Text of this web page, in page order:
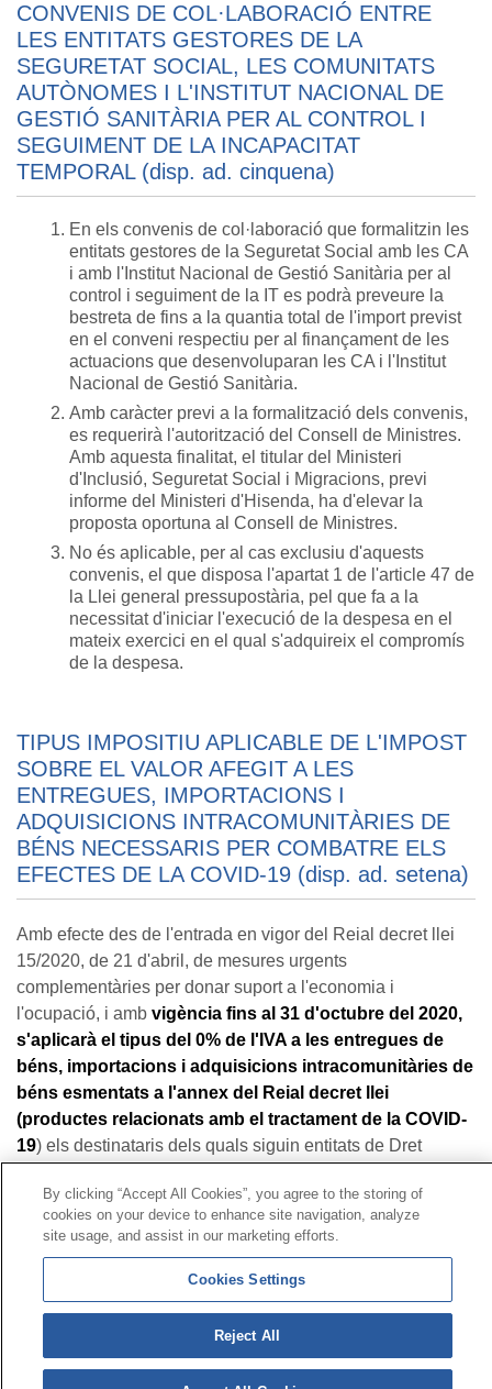
CONVENIS DE COL·LABORACIÓ ENTRE
LES ENTITATS GESTORES DE LA
SEGURETAT SOCIAL, LES COMUNITATS
AUTÒNOMES I L'INSTITUT NACIONAL DE
GESTIÓ SANITÀRIA PER AL CONTROL I
SEGUIMENT DE LA INCAPACITAT
TEMPORAL (disp. ad. cinquena)
En els convenis de col·laboració que formalitzin les
entitats gestores de la Seguretat Social amb les CA
i amb l'Institut Nacional de Gestió Sanitària per al
control i seguiment de la IT es podrà preveure la
bestreta de fins a la quantia total de l'import previst
en el conveni respectiu per al finançament de les
actuacions que desenvoluparan les CA i l'Institut
Nacional de Gestió Sanitària.
Amb caràcter previ a la formalització dels convenis,
es requerirà l'autorització del Consell de Ministres.
Amb aquesta finalitat, el titular del Ministeri
d'Inclusió, Seguretat Social i Migracions, previ
informe del Ministeri d'Hisenda, ha d'elevar la
proposta oportuna al Consell de Ministres.
No és aplicable, per al cas exclusiu d'aquests
convenis, el que disposa l'apartat 1 de l'article 47 de
la Llei general pressupostària, pel que fa a la
necessitat d'iniciar l'execució de la despesa en el
mateix exercici en el qual s'adquireix el compromís
de la despesa.
TIPUS IMPOSITIU APLICABLE DE L'IMPOST
SOBRE EL VALOR AFEGIT A LES
ENTREGUES, IMPORTACIONS I
ADQUISICIONS INTRACOMUNITÀRIES DE
BÉNS NECESSARIS PER COMBATRE ELS
EFECTES DE LA COVID-19 (disp. ad. setena)
Amb efecte des de l'entrada en vigor del Reial decret llei
15/2020, de 21 d'abril, de mesures urgents
complementàries per donar suport a l'economia i
l'ocupació, i amb vigència fins al 31 d'octubre del 2020,
s'aplicarà el tipus del 0% de l'IVA a les entregues de
béns, importacions i adquisicions intracomunitàries de
béns esmentats a l'annex del Reial decret llei
(productes relacionats amb el tractament de la COVID-
19) els destinataris dels quals siguin entitats de Dret
privades de caràcter social a què es refereix l'apartat tres
de l'article 20 de la Llei 37/1992, de 28 de desembre, de
documentar en factura com a operacions exemptes.
SITUACIONS DE TREBALL A DISTÀNCIA
By clicking “Accept All Cookies”, you agree to the storing of
cookies on your device to enhance site navigation, analyze
site usage, and assist in our marketing efforts.
Cookies Settings
Reject All